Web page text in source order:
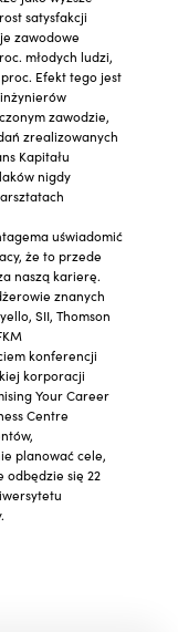
satysfakcji
zawodowe
młodych ludzi,
Efekt tego jest
zawodzie,
zrealizowanych
Kapitału
nigdy
uświadomić
że to przede
naszą karierę.
znanych
SII, Thomson
konferencji
korporacji
Your Career
Centre
planować cele,
odbędzie się 22